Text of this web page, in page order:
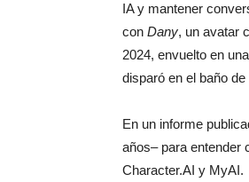
IA y mantener
con Dany, un avatar
2024, envuelto en
disparó en el baño
En un informe
años– para entender
Character.AI y MyAI.